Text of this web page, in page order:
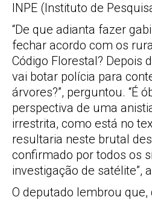
INPE (Instituto de
“De que adianta fazer
fechar acordo com os
Código Florestal? Depois
vai botar polícia para
árvores?”, perguntou. “É
perspectiva de uma
irrestrita, como está no
resultaria neste brutal
confirmado por todos os
investigação de satélite”,
O deputado lembrou que,